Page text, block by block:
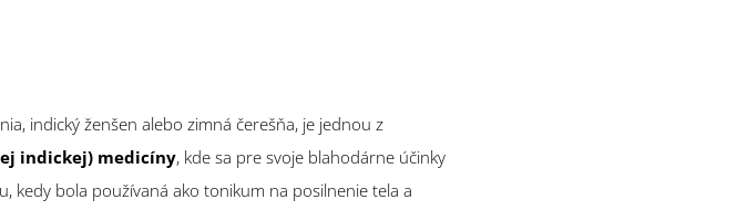
indický ženšen alebo zimná čerešňa, je jednou z
indickej) medicíny, kde sa pre svoje blahodárne účinky
kedy bola používaná ako tonikum na posilnenie tela a